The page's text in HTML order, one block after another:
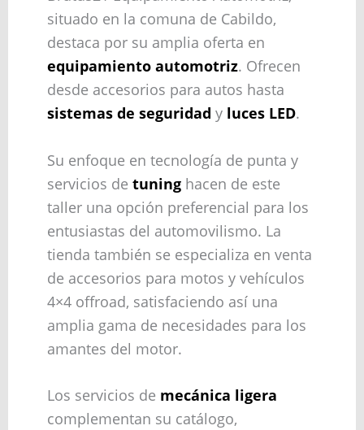
situado en la comuna de Cabildo,
destaca por su amplia oferta en
equipamiento automotriz. Ofrecen
desde accesorios para autos hasta
sistemas de seguridad y luces LED.
Su enfoque en tecnología de punta y
servicios de tuninghacen de este
taller una opción preferencial para los
entusiastas del automovilismo. La
tienda también se especializa en venta
de accesorios para motos y vehículos
4×4 offroad, satisfaciendo así una
amplia gama de necesidades para los
amantes del motor.
Los servicios de mecánica ligera
complementan su catálogo,